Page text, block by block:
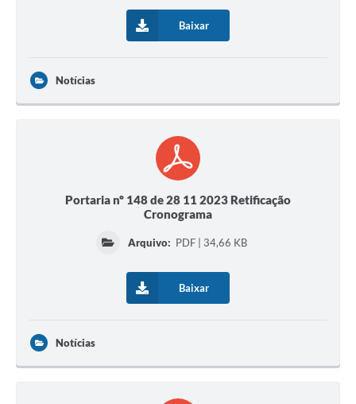
Baixar
Notícias
Portaria nº 148 de 28 11 2023 Retificação
Cronograma
Arquivo: PDF | 34,66 KB
Baixar
Notícias